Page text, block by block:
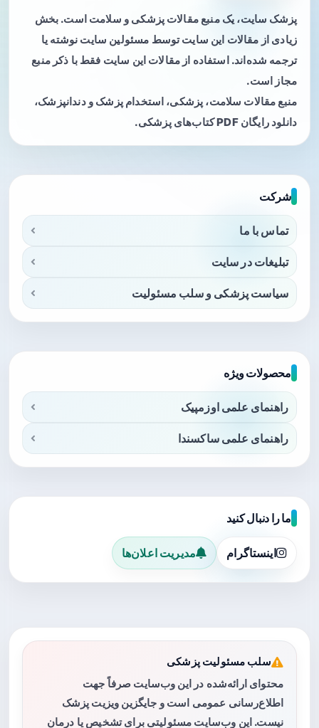
پزشک سایت، یک منبع مقالات پزشکی و سلامت است. بخش
زیادی از مقالات این سایت توسط مسئولین سایت نوشته یا
ترجمه شده‌اند. استفاده از مقالات این سایت فقط با ذکر منبع
مجاز است.
منبع مقالات سلامت، پزشکی، استخدام پزشک و دندانپزشک،
دانلود رایگان PDF کتاب‌های پزشکی.
شرکت
تماس با ما
تبلیغات در سایت
سیاست پزشکی و سلب مسئولیت
محصولات ویژه
راهنمای علمی اوزمپیک
راهنمای علمی ساکسندا
ما را دنبال کنید
اینستاگرام مدیریت اعلان‌ها
سلب مسئولیت پزشکی
محتوای ارائه‌شده در این وب‌سایت صرفاً جهت
اطلاع‌رسانی عمومی است و جایگزین ویزیت پزشک
نیست. این وب‌سایت مسئولیتی برای تشخیص یا درمان